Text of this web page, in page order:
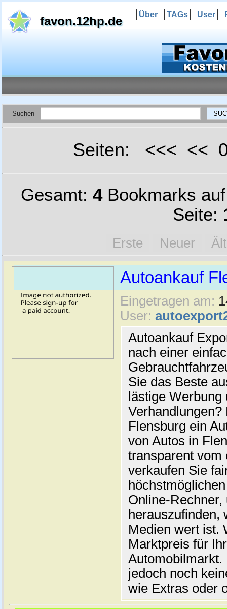
favon.12hp.de Über TAGs User
Suchen
Seiten: <<< <<
Gesamt: 4Bookmarks
Seite:
Erste Neuer
Autoankauf
Eingetragen am:
User:
Autoankauf
nach einer
Sie das Beste
lästige
Flensburg ein
von Autos in
transparent vom
verkaufen Sie
Online-
herauszufinden,
Medien wert ist.
Marktpreis für
jedoch noch
wie Extras oder